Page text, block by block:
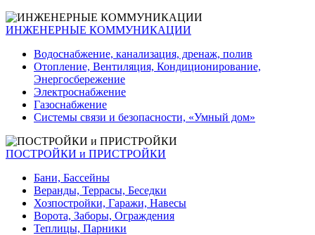
ИНЖЕНЕРНЫЕ КОММУНИКАЦИИ
Водоснабжение, канализация, дренаж, полив
Отопление, Вентиляция, Кондиционирование,
Энергосбережение
Электроснабжение
Газоснабжение
Системы связи и безопасности, «Умный дом»
ПОСТРОЙКИ и ПРИСТРОЙКИ
Бани, Бассейны
Веранды, Террасы, Беседки
Хозпостройки, Гаражи, Навесы
Ворота, Заборы, Ограждения
Теплицы, Парники